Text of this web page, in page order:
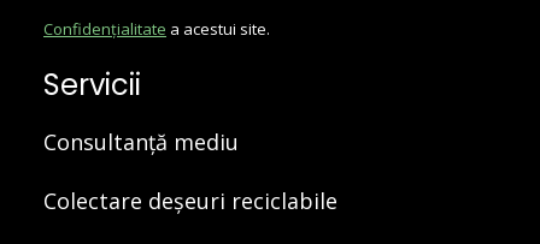
Confidențialitate a acestui site.
Servicii
Consultanță mediu
Colectare deșeuri reciclabile